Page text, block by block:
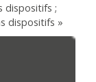
dispositifs ;
dispositifs »